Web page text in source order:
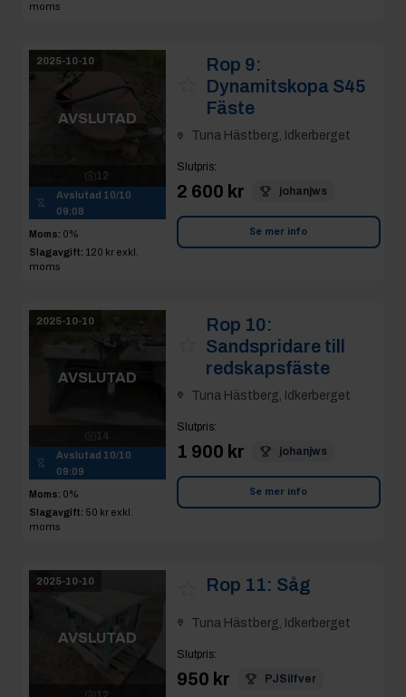
moms
2025-10-10
AVSLUTAD
12
Avslutad 10/10
09:08
Moms: 0%
Slagavgift: 120 kr exkl.
moms
Rop 9:
Dynamitskopa S45
Fäste
Tuna Hästberg, Idkerberget
Slutpris:
2 600 kr johanjws
Se mer info
2025-10-10
AVSLUTAD
14
Avslutad 10/10
09:09
Moms: 0%
Slagavgift: 50 kr exkl.
moms
Rop 10:
Sandspridare till
redskapsfäste
Tuna Hästberg, Idkerberget
Slutpris:
1 900 kr johanjws
Se mer info
2025-10-10
AVSLUTAD
Rop 11: Såg
Tuna Hästberg, Idkerberget
Slutpris:
950 kr PJSilfver